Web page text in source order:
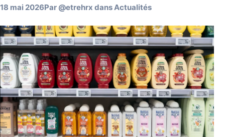
18 mai 2026Par @etrehrx dansActualités